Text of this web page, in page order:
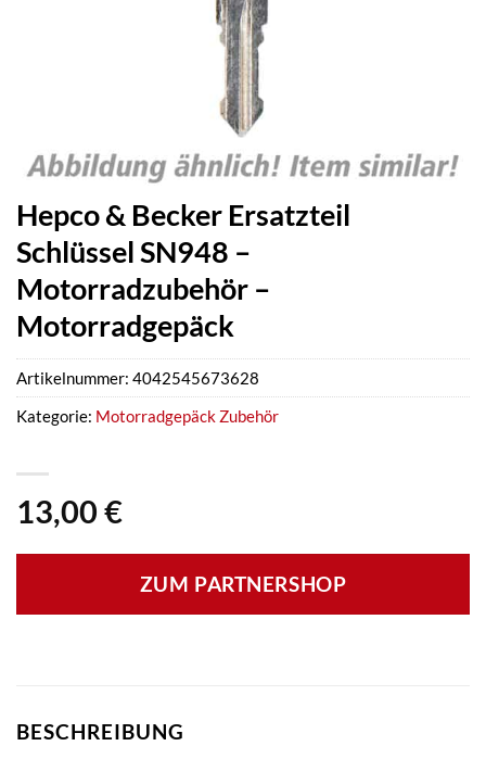
Hepco & Becker Ersatzteil
Schlüssel SN948 –
Motorradzubehör –
Motorradgepäck
13,00 €
ZUM PARTNERSHOP
Artikelnummer: 4042545673628
Kategorie: Motorradgepäck Zubehör
BESCHREIBUNG